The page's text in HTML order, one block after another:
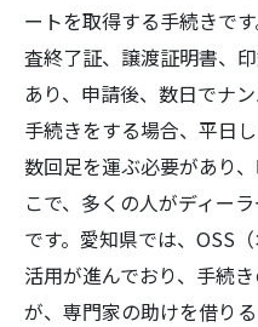
ートを取得する手続きで
査終了証、譲渡証明書、
あり、申請後、数日でナ
手続きをする場合、平日
数回足を運ぶ必要があり
こで、多くの人がディー
です。愛知県では、OSS
活用が進んでおり、手続
が、専門家の助けを借りる